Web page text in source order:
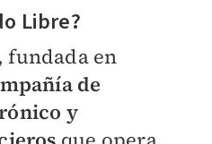
Libre?
fundada en
de
y